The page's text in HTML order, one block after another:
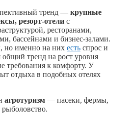
тренд — крупные
резорт-отели с
ресторанами,
бассейнами и бизнес-залами.
но именно на них есть спрос и
общий тренд на рост уровня
требования к комфорту. У
отдыха в подобных отелях
агротуризм — пасеки, фермы,